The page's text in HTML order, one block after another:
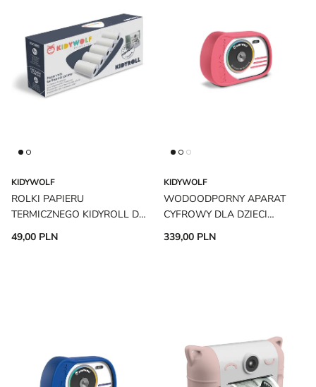
KIDYWOLF
ROLKI PAPIERU
TERMICZNEGO KIDYROLL DO
APARATU KIDYPRINT
49,00 PLN
KIDYWOLF
WODOODPORNY APARAT
CYFROWY DLA DZIECI
KIDYCAM PINK KIDYWOLF
339,00 PLN